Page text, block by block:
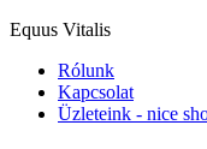
Equus Vitalis
Rólunk
Kapcsolat
Üzleteink - nice